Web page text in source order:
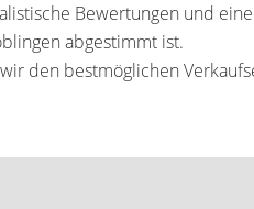
Bewertungen und
abgestimmt ist.
den bestmöglichen